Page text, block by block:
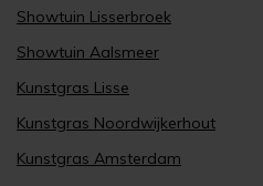
Showtuin Lisserbroek
Showtuin Aalsmeer
Kunstgras Lisse
Kunstgras Noordwijkerhout
Kunstgras Amsterdam